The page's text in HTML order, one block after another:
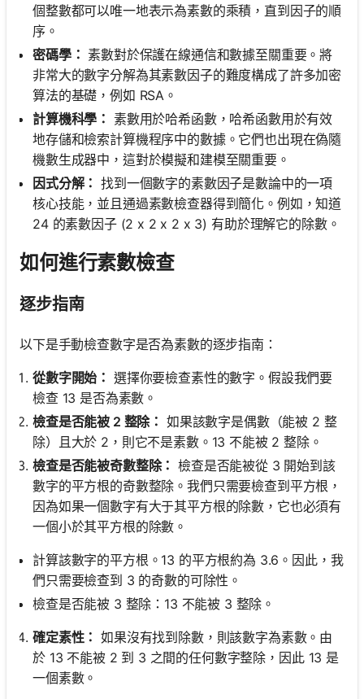
個整數都可以唯一地表示為素數的乘積，直到因子的順
序。
密碼學： 素數對於保護在線通信和數據至關重要。將
非常大的數字分解為其素數因子的難度構成了許多加密
算法的基礎，例如 RSA。
計算機科學： 素數用於哈希函數，哈希函數用於有效
地存儲和檢索計算機程序中的數據。它們也出現在偽隨
機數生成器中，這對於模擬和建模至關重要。
因式分解： 找到一個數字的素數因子是數論中的一項
核心技能，並且通過素數檢查器得到簡化。例如，知道
24 的素數因子 (2 x 2 x 2 x 3) 有助於理解它的除數。
如何進行素數檢查
逐步指南
以下是手動檢查數字是否為素數的逐步指南：
從數字開始： 選擇你要檢查素性的數字。假設我們要
檢查 13 是否為素數。
檢查是否能被 2 整除： 如果該數字是偶數（能被 2 整
除）且大於 2，則它不是素數。13 不能被 2 整除。
檢查是否能被奇數整除： 檢查是否能被從 3 開始到該
數字的平方根的奇數整除。我們只需要檢查到平方根，
因為如果一個數字有大于其平方根的除數，它也必須有
一個小於其平方根的除數。
計算該數字的平方根。13 的平方根約為 3.6。因此，我
們只需要檢查到 3 的奇數的可除性。
檢查是否能被 3 整除：13 不能被 3 整除。
確定素性： 如果沒有找到除數，則該數字為素數。由
於 13 不能被 2 到 3 之間的任何數字整除，因此 13 是
一個素數。